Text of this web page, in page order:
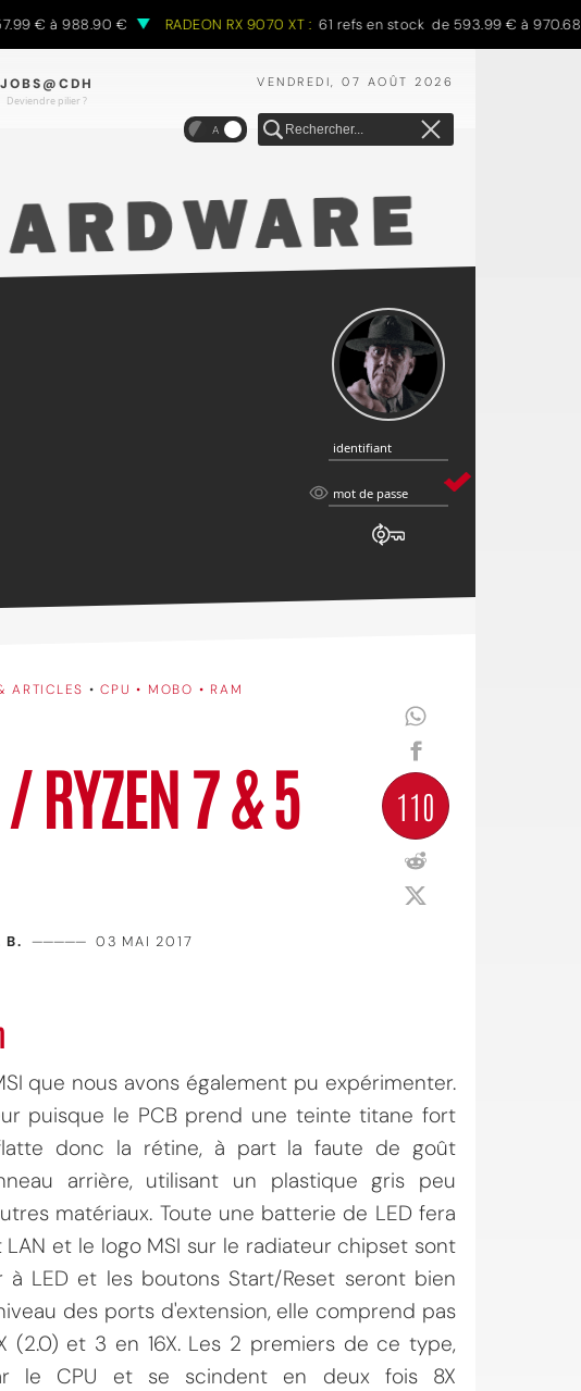
988.90 € RADEON RX 9070 XT : 61 refs en stock de 593.99 € à 970.68 €
VENDREDI, 07 AOÛT 2026
JOBS@CDH
Deviendre pilier ?
A
identifiant
identifiant
mot
mot de passe
ARTICLES •CPU • MOBO • RAM
RYZEN 7 & 5 110
B. ————— 03 MAI 2017
que nous avons également pu expérimenter.
puisque le PCB prend une teinte titane fort
donc la rétine, à part la faute de goût
arrière, utilisant un plastique gris peu
matériaux. Toute une batterie de LED fera
et le logo MSI sur le radiateur chipset sont
à LED et les boutons Start/Reset seront bien
des ports d'extension, elle comprend pas
(2.0) et 3 en 16X. Les 2 premiers de ce type,
le CPU et se scindent en deux fois 8X